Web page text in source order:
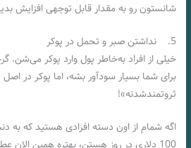
شانستون رو به مقدار قابل توجهی افزایش
5. نداشتن صبر و تحمل در پوکر
خیلی از افراد به‌خاطر پول وارد پوکر می‌شن.
برای شما بسیار سودآور بشه، اما پوکر در
ثروتمندشدنه»!
100 دلاری در روز هستن، بهتره همین